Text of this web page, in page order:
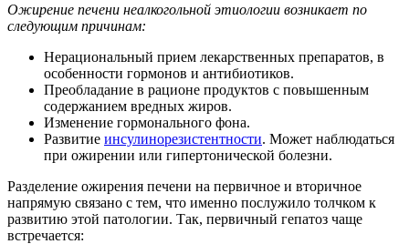
Ожирение печени неалкогольной этиологии возникает по
следующим причинам:
Нерациональный прием лекарственных препаратов, в
особенности гормонов и антибиотиков.
Преобладание в рационе продуктов с повышенным
содержанием вредных жиров.
Изменение гормонального фона.
Развитие инсулинорезистентности. Может наблюдаться
при ожирении или гипертонической болезни.
Разделение ожирения печени на первичное и вторичное
напрямую связано с тем, что именно послужило толчком к
развитию этой патологии. Так, первичный гепатоз чаще
встречается: